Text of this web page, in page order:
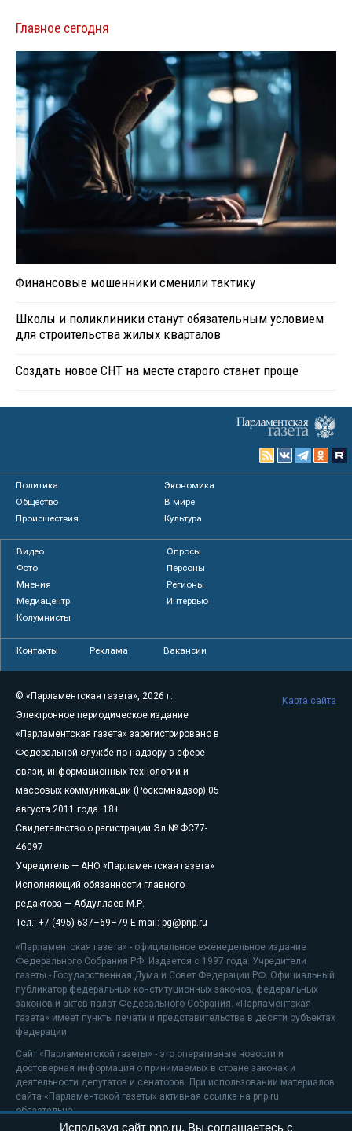
Главное сегодня
Финансовые мошенники сменили тактику
Школы и поликлиники станут обязательным условием
для строительства жилых кварталов
Создать новое СНТ на месте старого станет проще
Политика
Экономика
Общество
В мире
Происшествия
Культура
Видео
Опросы
Фото
Персоны
Мнения
Регионы
Медиацентр
Интервью
Колумнисты
Контакты Реклама Вакансии
© «Парламентская газета», 2026 г.
Электронное периодическое издание
«Парламентская газета» зарегистрировано в
Федеральной службе по надзору в сфере
связи, информационных технологий и
массовых коммуникаций (Роскомнадзор) 05
августа 2011 года. 18+
Свидетельство о регистрации Эл № ФС77-
46097
Учредитель — АНО «Парламентская газета»
Исполняющий обязанности главного
редактора — Абдуллаев М.Р.
Тел.: +7 (495) 637–69–79 E-mail: pg@pnp.ru
«Парламентская газета» - официальное еженедельное издание
Федерального Собрания РФ. Издается с 1997 года. Учредители
газеты - Государственная Дума и Совет Федерации РФ. Официальный
публикатор федеральных конституционных законов, федеральных
законов и актов палат Федерального Собрания. «Парламентская
газета» имеет пункты печати и представительства в десяти субъектах
федерации.
Сайт «Парламентской газеты» - это оперативные новости и
достоверная информация о принимаемых в стране законах и
деятельности депутатов и сенаторов. При использовании материалов
сайта «Парламентской газеты» активная ссылка на pnp.ru
обязательна.
Карта сайта
Используя сайт pnp.ru, Вы соглашаетесь с